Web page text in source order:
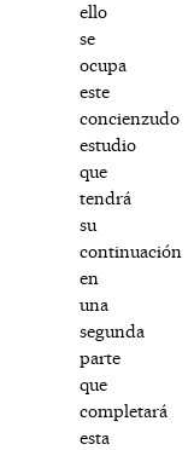
ello
se
ocupa
este
concienzudo
estudio
que
tendrá
su
continuación
en
una
segunda
parte
que
completará
esta